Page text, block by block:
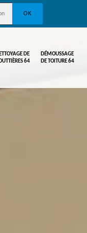
DE
64
DÉMOUSSAGE
DE TOITURE 64